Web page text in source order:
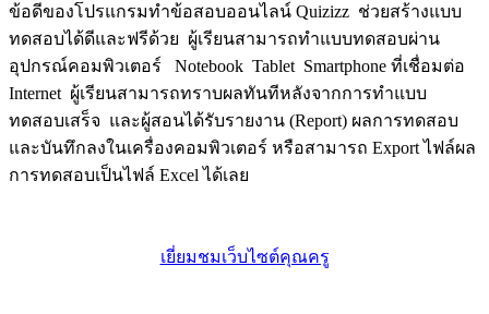
ข้อดีของโปรแกรมทำข้อสอบออนไลน์ Quizizz ช่วยสร้างแบบ
ทดสอบได้ดีและฟรีด้วย ผู้เรียนสามารถทำแบบทดสอบผ่าน
อุปกรณ์คอมพิวเตอร์ Notebook Tablet Smartphone ที่เชื่อมต่อ
Internet ผู้เรียนสามารถทราบผลทันทีหลังจากการทำแบบ
ทดสอบเสร็จ และผู้สอนได้รับรายงาน (Report) ผลการทดสอบ
และบันทึกลงในเครื่องคอมพิวเตอร์ หรือสามารถ Export ไฟล์ผล
การทดสอบเป็นไฟล์ Excel ได้เลย
เยี่ยมชมเว็บไซต์คุณครู